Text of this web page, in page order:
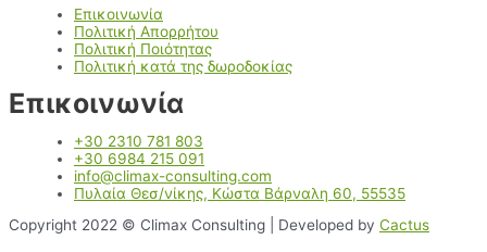
Επικοινωνία
Πολιτική Απορρήτου
Πολιτική Ποιότητας
Πολιτική κατά της δωροδοκίας
Επικοινωνία
+30 2310 781 803
+30 6984 215 091
info@climax-consulting.com
Πυλαία Θεσ/νίκης, Κώστα Βάρναλη 60, 55535
Copyright 2022 © Climax Consulting | Developed by Cactus